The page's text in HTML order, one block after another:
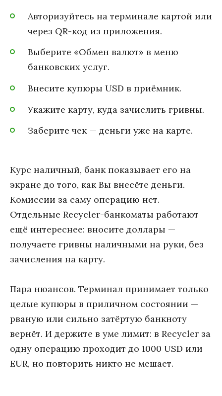
Авторизуйтесь на терминале картой или
через QR-код из приложения.
Выберите «Обмен валют» в меню
банковских услуг.
Внесите купюры USD в приёмник.
Укажите карту, куда зачислить гривны.
Заберите чек — деньги уже на карте.
Курс наличный, банк показывает его на
экране до того, как Вы внесёте деньги.
Комиссии за саму операцию нет.
Отдельные Recycler-банкоматы работают
ещё интереснее: вносите доллары —
получаете гривны наличными на руки, без
зачисления на карту.
Пара нюансов. Терминал принимает только
целые купюры в приличном состоянии —
рваную или сильно затёртую банкноту
вернёт. И держите в уме лимит: в Recycler за
одну операцию проходит до 1000 USD или
EUR, но повторить никто не мешает.